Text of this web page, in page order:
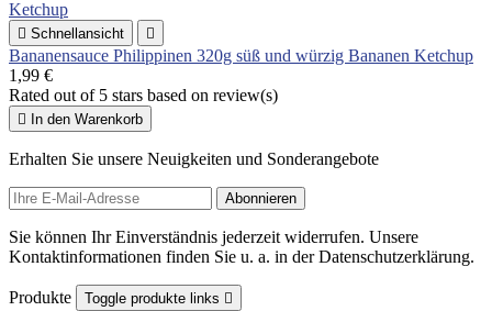
 Schnellansicht 
Bananensauce Philippinen 320g süß und würzig Bananen Ketchup
1,99 €
Rated out of 5 stars based on review(s)
 In den Warenkorb
Erhalten Sie unsere Neuigkeiten und Sonderangebote
Sie können Ihr Einverständnis jederzeit widerrufen. Unsere
Kontaktinformationen finden Sie u. a. in der Datenschutzerklärung.
Produkte Toggle produkte links 